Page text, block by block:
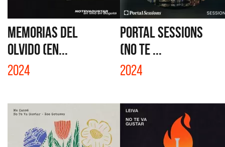
MEMORIAS DEL
OLVIDO (EN...
2024
PORTAL SESSIONS
(NO TE ...
2024